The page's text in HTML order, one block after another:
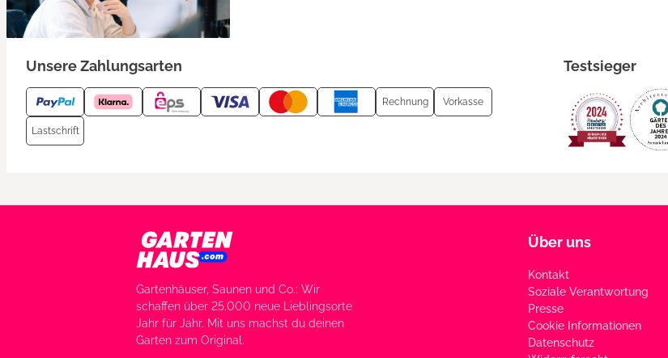
Unsere Zahlungsarten
Rechnung Vorkasse
Lastschrift
Testsieger
Gartenhäuser, Saunen und Co.: Wir
schaffen über 25.000 neue Lieblingsorte
Jahr für Jahr. Mit uns machst du deinen
Garten zum Original.
Über uns
Kontakt
Soziale Verantwortung
Presse
Cookie Informationen
Datenschutz